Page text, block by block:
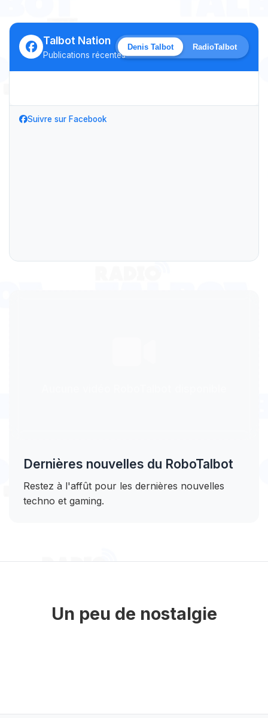
Talbot Nation
Publications récentes
Denis Talbot RadioTalbot
Suivre sur Facebook
Dernières nouvelles du RoboTalbot
Restez à l'affût pour les dernières nouvelles
techno et gaming.
Un peu de nostalgie